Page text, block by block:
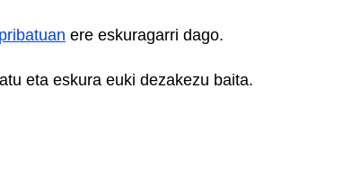
ere eskuragarri dago.
eta eskura euki dezakezu baita.